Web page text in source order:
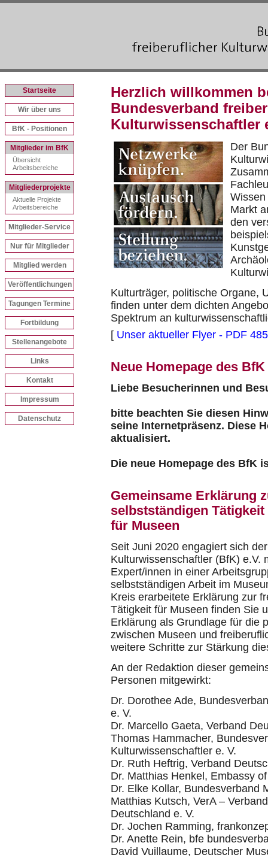
Startseite
Wir über uns
BfK - Positionen
Mitglieder im BfK
Übersicht
Arbeitsbereiche
Mitgliederprojekte
Aktuelle Projekte
Arbeitsbereiche
Mitglieder-Service
Nur für Mitglieder
Mitglied werden
Veröffentlichungen
Tagungen Termine
Fortbildung
Stellenangebote
Links
Kontakt
Impressum
Datenschutz
Herzlich willkommen
Bundesverband
Kulturwissenschaftler
Der
Markt
den
Kulturträger, politische Organe,
finden unter dem dichten
Spektrum an
[ Unser aktueller Flyer - PDF
Neue Homepage des BfK
Liebe Besucherinnen und
bitte beachten Sie diesen
seine Internetpräsenz. Diese
aktualisiert.
Die neue Homepage des BfK
Gemeinsame Erklärung
selbstständigen Tätigkeit
für Museen
Seit Juni 2020 engagiert sich
Kulturwissenschaftler (BfK) e.V.
Expert/innen in einer
selbstständigen Arbeit im
Kreis erarbeitete Erklärung zur
Tätigkeit für Museen finden Sie
Erklärung als Grundlage für die
zwischen Museen und
weitere Schritte zur Stärkung
An der Redaktion dieser
Personen mitgewirkt:
Dr. Dorothee Ade,
e. V.
Dr. Marcello Gaeta, Verband
Thomas Hammacher,
Kulturwissenschaftler e. V.
Dr. Ruth Heftrig, Verband
Dr. Matthias Henkel, Embassy
Dr. Elke Kollar, Bundesverband
Matthias Kutsch, VerA –
Deutschland e. V.
Dr. Jochen Ramming,
Dr. Anette Rein, bfe
David Vuillaume, Deutscher